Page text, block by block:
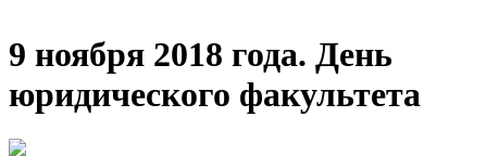
9 ноября 2018 года. День
юридического факультета